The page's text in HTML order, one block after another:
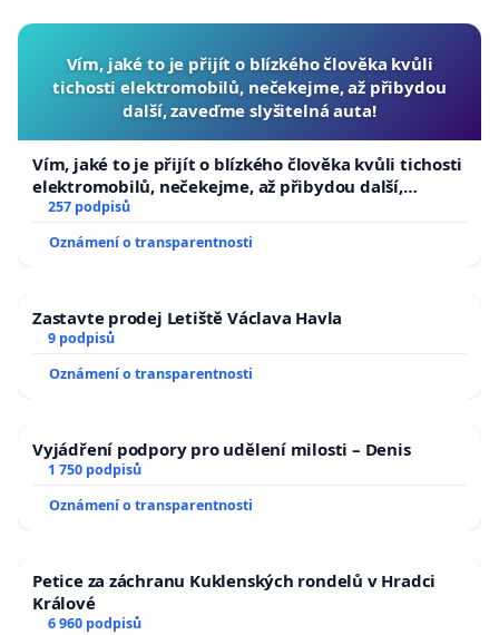
Vím, jaké to je přijít o blízkého člověka kvůli
tichosti elektromobilů, nečekejme, až přibydou
další, zaveďme slyšitelná auta!
Vím, jaké to je přijít o blízkého člověka kvůli tichosti
elektromobilů, nečekejme, až přibydou další,
zaveďme slyšitelná auta!
257 podpisů
Oznámení o transparentnosti
Zastavte prodej Letiště Václava Havla
9 podpisů
Oznámení o transparentnosti
Vyjádření podpory pro udělení milosti – Denis
1 750 podpisů
Oznámení o transparentnosti
Petice za záchranu Kuklenských rondelů v Hradci
Králové
6 960 podpisů